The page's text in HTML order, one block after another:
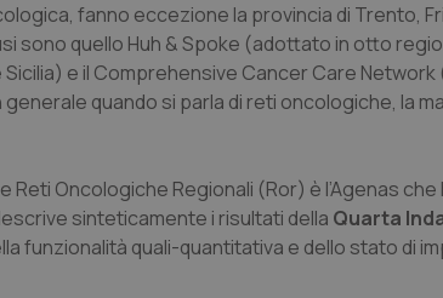
fanno eccezione la provincia di Trento,
sono quello Huh & Spoke (adottato in otto
e il Comprehensive Cancer Care
quando si parla di reti oncologiche, la
Oncologiche Regionali (Ror) è l’Agenas
sinteticamente i risultati della Quarta
funzionalità quali-quantitativa e dello stato di